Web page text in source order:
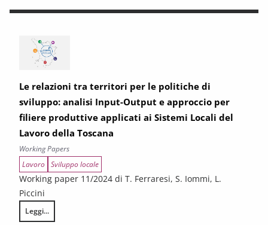
Le relazioni tra territori per le politiche di
sviluppo: analisi Input-Output e approccio per
filiere produttive applicati ai Sistemi Locali del
Lavoro della Toscana
Working Papers
Lavoro Sviluppo locale
Working paper 11/2024 di T. Ferraresi, S. Iommi, L.
Piccini
Leggi...
Le relazioni tra territori per le politiche di sviluppo: analisi Input-